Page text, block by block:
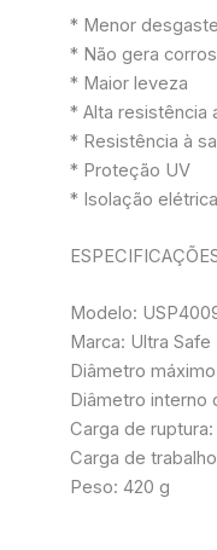
* Menor
* Não gera
* Maior leveza
* Alta resistência
* Resistência à
* Proteção UV
* Isolação elétrica
Modelo:
Marca: Ultra Safe
Diâmetro
Diâmetro interno
Carga de
Carga de
Peso: 420 g